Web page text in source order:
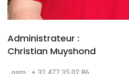
Administrateur :
Christian Muyshond